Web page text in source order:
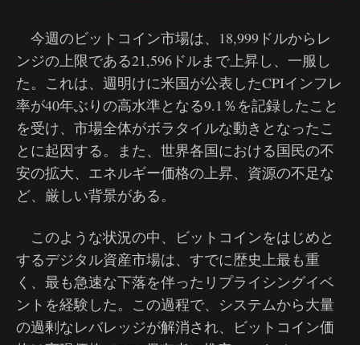
今週のビットコイン市場は、18,999ドルからレ
ンジの上限である21,596ドルまで上昇し、一服し
た。これは、週明けに米国が公表したCPIインフレ
率が40年ぶりの高水準となる9.1％を記録したこと
を受け、市場全体がボラタイルな動きとなったこ
とに起因する。また、世界各国における国民の不
安の拡大、エネルギー価格の上昇、資源の不足な
ど、厳しい背景がある。
このような状況の中、ビットコインをはじめと
するデジタル資産市場は、すでに歴史上最も重
く、最も急速な下落を伴ったリプライシングイベ
ントを経験した。この過程で、システムから大量
の過剰なレバレッジが解消され、ビットコイン価